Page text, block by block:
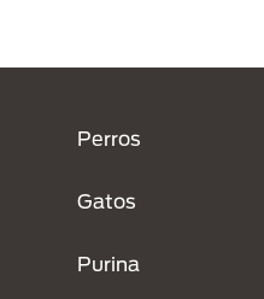
Perros
Gatos
Purina